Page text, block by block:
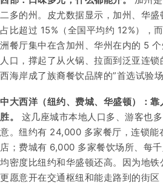
二多的州。皮尤数据显示，加州、华
占比超过 15%（全国平均约 12%），
洲餐厅集中在含加州、华州在内的 5
人口，撑起了从火锅、拉面到泛亚连
西海岸成了族裔餐饮品牌的”首选试验场
中大西洋（纽约、费城、华盛顿）：靠
胜。
这几座城市本地人口多、游客也
意。纽约有 24,000 多家餐厅，连锁能
店；费城有 6,000 多家餐饮场所、每
均密度比纽约和华盛顿还高。因为地铁
更愿意开在交通枢纽和能走路到的街